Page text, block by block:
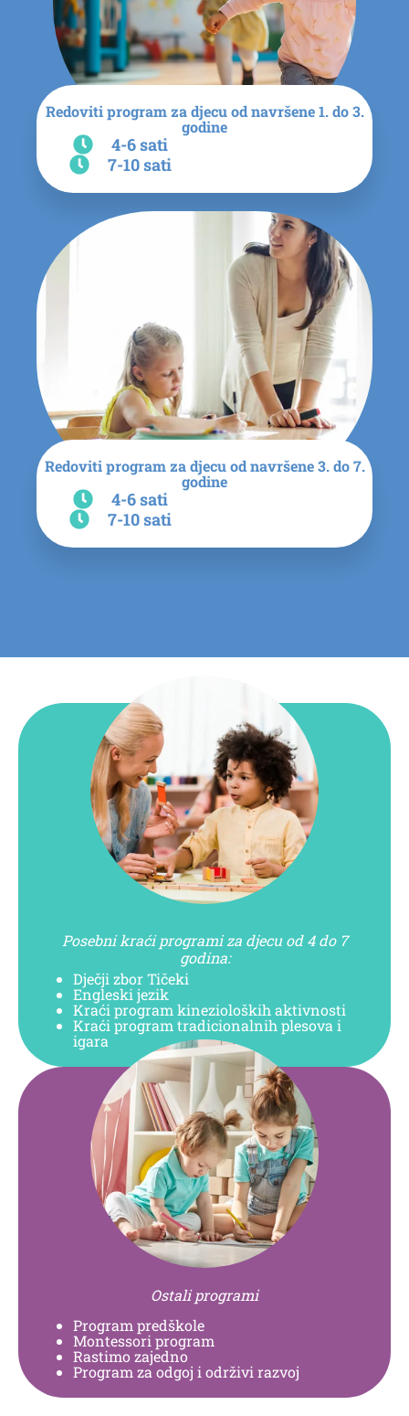
Redoviti program za djecu od navršene 1. do 3.
godine
4-6 sati
7-10 sati
Redoviti program za djecu od navršene 3. do 7.
godine
4-6 sati
7-10 sati
Posebni kraći programi za djecu od 4 do 7
godina:
Dječji zbor Tičeki
Engleski jezik
Kraći program kinezioloških aktivnosti
Kraći program tradicionalnih plesova i
igara
Ostali programi
Program predškole
Montessori program
Rastimo zajedno
Program za odgoj i održivi razvoj